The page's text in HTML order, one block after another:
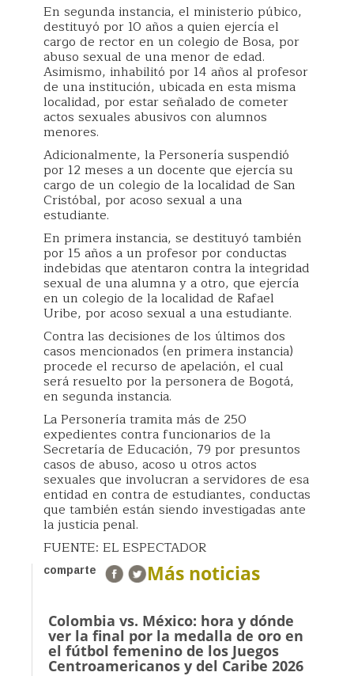
En segunda instancia, el ministerio púbico,
destituyó por 10 años a quien ejercía el
cargo de rector en un colegio de Bosa, por
abuso sexual de una menor de edad.
Asimismo, inhabilitó por 14 años al profesor
de una institución, ubicada en esta misma
localidad, por estar señalado de cometer
actos sexuales abusivos con alumnos
menores.
Adicionalmente, la Personería suspendió
por 12 meses a un docente que ejercía su
cargo de un colegio de la localidad de San
Cristóbal, por acoso sexual a una
estudiante.
En primera instancia, se destituyó también
por 15 años a un profesor por conductas
indebidas que atentaron contra la integridad
sexual de una alumna y a otro, que ejercía
en un colegio de la localidad de Rafael
Uribe, por acoso sexual a una estudiante.
Contra las decisiones de los últimos dos
casos mencionados (en primera instancia)
procede el recurso de apelación, el cual
será resuelto por la personera de Bogotá,
en segunda instancia.
La Personería tramita más de 250
expedientes contra funcionarios de la
Secretaría de Educación, 79 por presuntos
casos de abuso, acoso u otros actos
sexuales que involucran a servidores de esa
entidad en contra de estudiantes, conductas
que también están siendo investigadas ante
la justicia penal.
FUENTE: EL ESPECTADOR
comparte Más noticias
Colombia vs. México: hora y dónde
ver la final por la medalla de oro en
el fútbol femenino de los Juegos
Centroamericanos y del Caribe 2026